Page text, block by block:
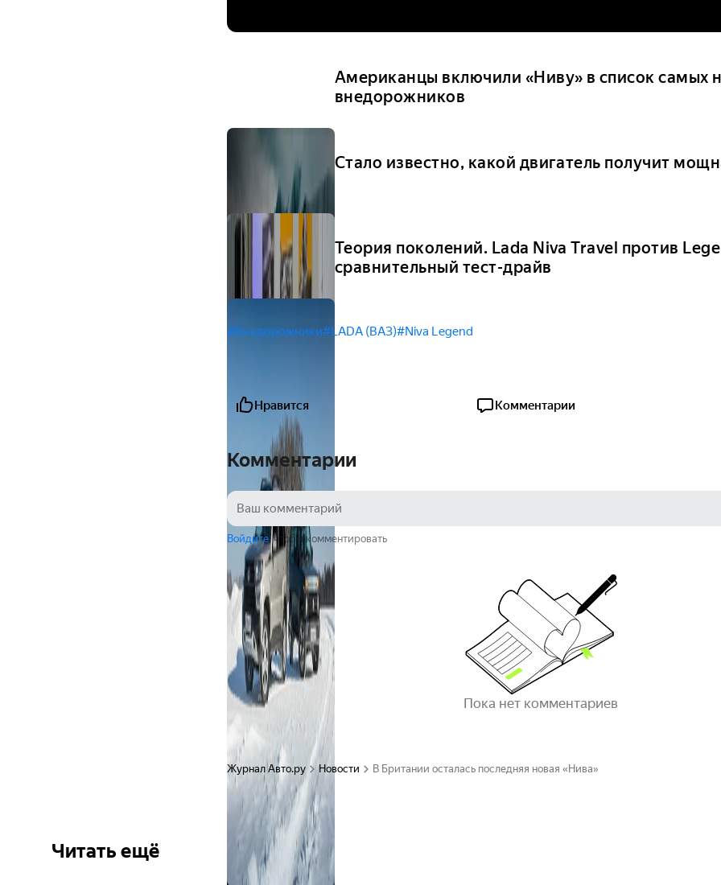
Американцы включили «Ниву» в список самых
внедорожников
Стало известно, какой двигатель получит
Теория поколений. Lada Niva Travel против
сравнительный тест-драйв
#Внедорожники#LADA (ВАЗ)#Niva Legend
Нравится Комментарии
Комментарии
Войдите, чтобы комментировать
Пока нет комментариев
Журнал Авто.ру Новости В Британии осталась последняя новая «Нива»
Читать ещё